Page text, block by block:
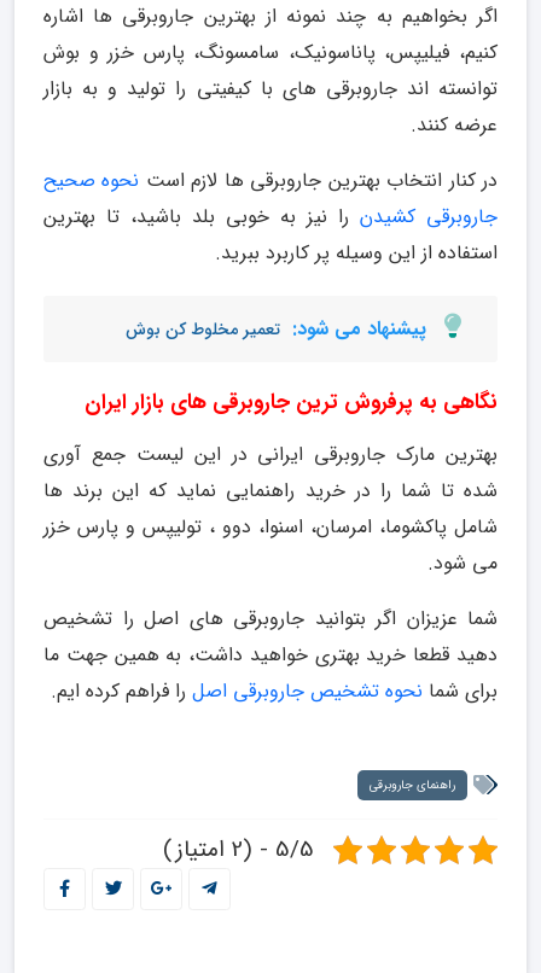
اگر بخواهیم به چند نمونه از بهترین جاروبرقی ها اشاره
کنیم، فیلیپس، پاناسونیک، سامسونگ، پارس خزر و بوش
توانسته اند جاروبرقی های با کیفیتی را تولید و به بازار
عرضه کنند.
در کنار انتخاب بهترین جاروبرقی ها لازم است نحوه صحیح
جاروبرقی کشیدن را نیز به خوبی بلد باشید، تا بهترین
استفاده از این وسیله پر کاربرد ببرید.
پیشنهاد می شود: تعمیر مخلوط کن بوش
نگاهی به پرفروش ترین جاروبرقی های بازار ایران
بهترین مارک جاروبرقی ایرانی در این لیست جمع آوری
شده تا شما را در خرید راهنمایی نماید که این برند ها
شامل پاکشوما، امرسان، اسنوا، دوو ، تولیپس و پارس خزر
می شود.
شما عزیزان اگر بتوانید جاروبرقی های اصل را تشخیص
دهید قطعا خرید بهتری خواهید داشت، به همین جهت ما
برای شما نحوه تشخیص جاروبرقی اصل را فراهم کرده ایم.
راهنمای جاروبرقی
5/5 - (2 امتیاز)